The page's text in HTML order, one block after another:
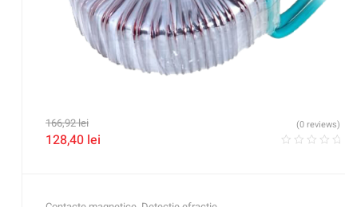
166,92lei
128,40 lei
(0 reviews)